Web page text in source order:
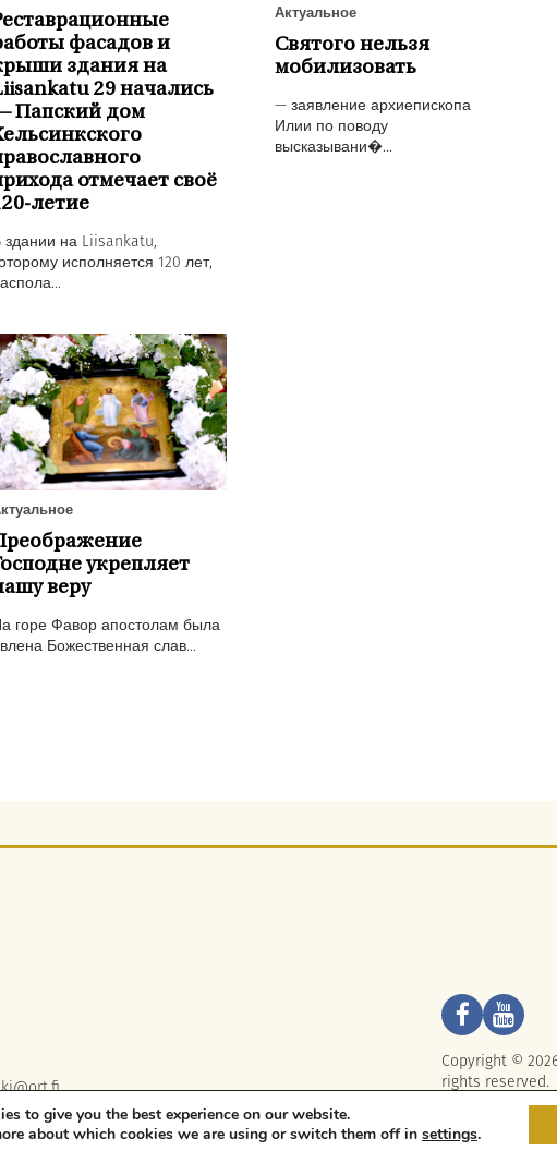
фасадов и
здания на
29 начались
Папский дом
отмечает своё
летие
здании на Liisankatu,
исполняется 120 лет,
Актуальное
Святого нельзя
мобилизовать
— заявление архиепископа
Илии по поводу
высказывани�...
укрепляет
веру
горе Фавор апостолам была
Божественная слав...
Copyright ©
rights reserved.
to give you the best experience on our website.
about which cookies we are using or switch them off in settings.